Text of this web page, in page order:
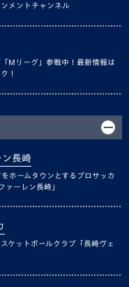
メントチャンネル
Mリーグ」参戦中！最新情報は
！
ン長崎
ホームタウンとするプロサッカ
ァーレン長崎」
ケットボールクラブ「長崎ヴェ